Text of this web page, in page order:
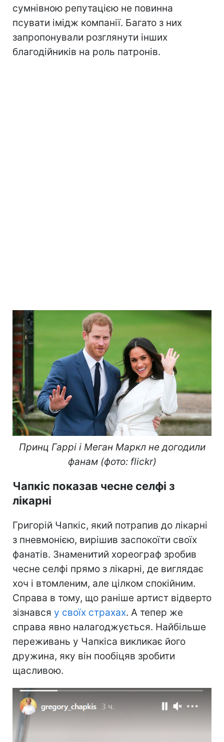
сумнівною репутацією не повинна
псувати імідж компанії. Багато з них
запропонували розглянути інших
благодійників на роль патронів.
Принц Гаррі і Меган Маркл не догодили
фанам (фото: flickr)
Чапкіс показав чесне селфі з
лікарні
Григорій Чапкіс, який потрапив до лікарні
з пневмонією, вирішив заспокоїти своїх
фанатів. Знаменитий хореограф зробив
чесне селфі прямо з лікарні, де виглядає
хоч і втомленим, але цілком спокійним.
Справа в тому, що раніше артист відверто
зізнався у своїх страхах. А тепер же
справа явно налагоджується. Найбільше
переживань у Чапкіса викликає його
дружина, яку він пообіцяв зробити
щасливою.